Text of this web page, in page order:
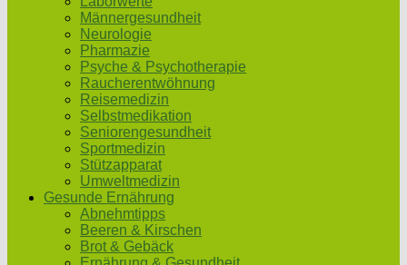
Männergesundheit
Neurologie
Pharmazie
Psyche & Psychotherapie
Raucherentwöhnung
Reisemedizin
Selbstmedikation
Seniorengesundheit
Sportmedizin
Stützapparat
Umweltmedizin
Gesunde Ernährung
Abnehmtipps
Beeren & Kirschen
Brot & Gebäck